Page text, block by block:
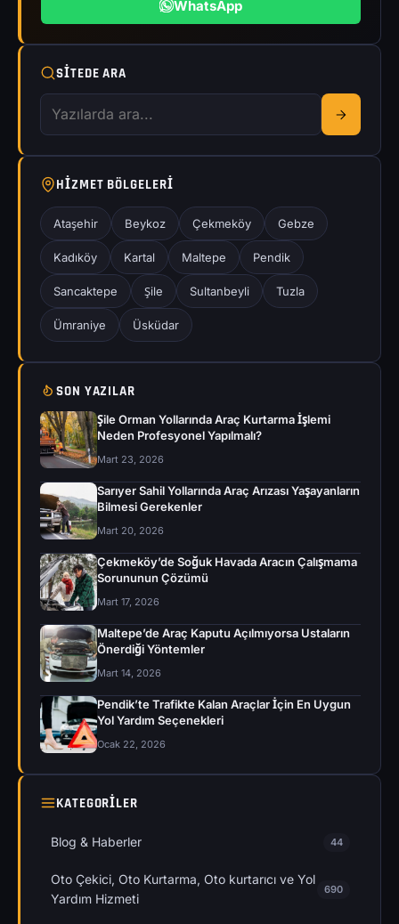
WhatsApp
SITEDE ARA
HIZMET BÖLGELERI
Ataşehir Beykoz Çekmeköy Gebze
Kadıköy Kartal Maltepe Pendik
Sancaktepe Şile Sultanbeyli Tuzla
Ümraniye Üsküdar
SON YAZILAR
Şile Orman Yollarında Araç Kurtarma İşlemi
Neden Profesyonel Yapılmalı?
Mart 23, 2026
Sarıyer Sahil Yollarında Araç Arızası Yaşayanların
Bilmesi Gerekenler
Mart 20, 2026
Çekmeköy’de Soğuk Havada Aracın Çalışmama
Sorununun Çözümü
Mart 17, 2026
Maltepe’de Araç Kaputu Açılmıyorsa Ustaların
Önerdiği Yöntemler
Mart 14, 2026
Pendik’te Trafikte Kalan Araçlar İçin En Uygun
Yol Yardım Seçenekleri
Ocak 22, 2026
KATEGORILER
Blog & Haberler 44
Oto Çekici, Oto Kurtarma, Oto kurtarıcı ve Yol
Yardım Hizmeti
690